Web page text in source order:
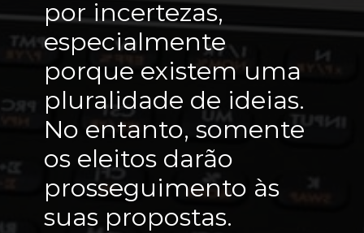
por incertezas,
especialmente
porque existem uma
pluralidade de ideias.
No entanto, somente
os eleitos darão
prosseguimento às
suas propostas.